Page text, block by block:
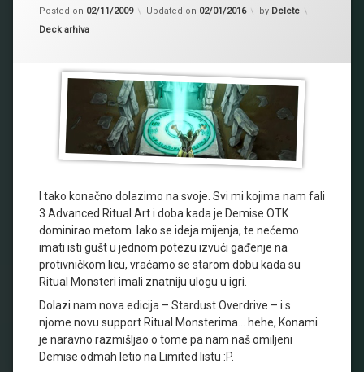
Posted on 02/11/2009 Updated on 02/01/2016 by Delete
Kategorije:
Deck arhiva
I tako konačno dolazimo na svoje. Svi mi kojima nam fali
3 Advanced Ritual Art i doba kada je Demise OTK
dominirao metom. Iako se ideja mijenja, te nećemo
imati isti gušt u jednom potezu izvući gađenje na
protivničkom licu, vraćamo se starom dobu kada su
Ritual Monsteri imali znatniju ulogu u igri.
Dolazi nam nova edicija – Stardust Overdrive – i s
njome novu support Ritual Monsterima… hehe, Konami
je naravno razmišljao o tome pa nam naš omiljeni
Demise odmah letio na Limited listu :P.